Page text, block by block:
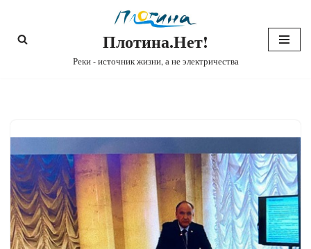
Перейти
Плотина.Нет!
Реки - источник жизни, а не электричества